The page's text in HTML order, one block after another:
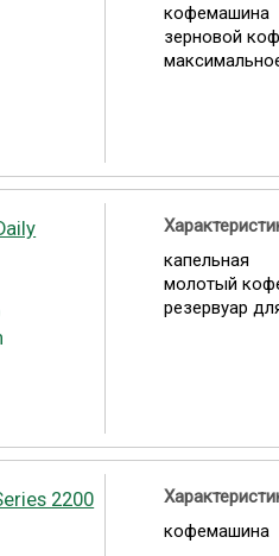
кофемашина
зерновой
капельная
молотый
резервуар
2200
кофемашина